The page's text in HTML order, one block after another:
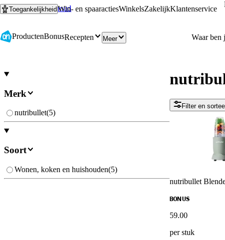
Ga naar hoofdinhoud
Ga naar zoeken
ToegankelijkheidWin- en spaaractiesWinkelsZakelijkKlantenservice
ProductenBonusRecepten Meer
Merk
nutribullet(5)
Soort
Wonen, koken en huishouden(5)
Filter en
nutribullet
BONUS
59.00
per stuk